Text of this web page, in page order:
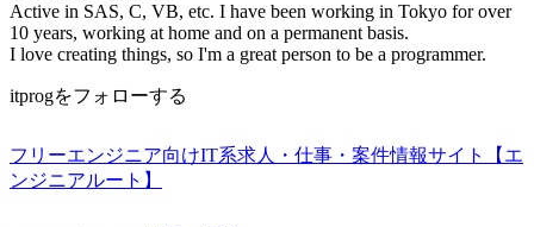
Active in SAS, C, VB, etc. I have been working in Tokyo for over
10 years, working at home and on a permanent basis.
I love creating things, so I'm a great person to be a programmer.
itprogをフォローする
フリーエンジニア向けIT系求人・仕事・案件情報サイト【エ
ンジニアルート】